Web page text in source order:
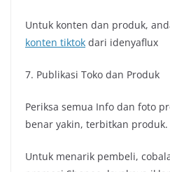
Untuk konten dan produk,
konten tiktok dari idenyaflux
7. Publikasi Toko dan Produk
Periksa semua Info dan foto
benar yakin, terbitkan produk.
Untuk menarik pembeli,